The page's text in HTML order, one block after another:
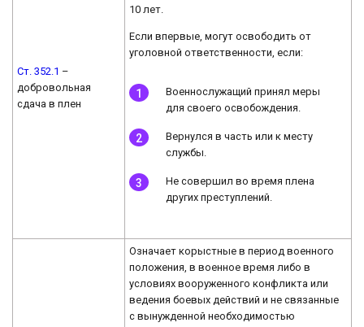
Ст. 352.1 –
добровольная
сдача в плен
10 лет.
Если впервые, могут освободить от
уголовной ответственности, если:
Военнослужащий принял меры
для своего освобождения.
Вернулся в часть или к месту
службы.
Не совершил во время плена
других преступлений.
Означает корыстные в период военного
положения, в военное время либо в
условиях вооруженного конфликта или
ведения боевых действий и не связанные
с вынужденной необходимостью